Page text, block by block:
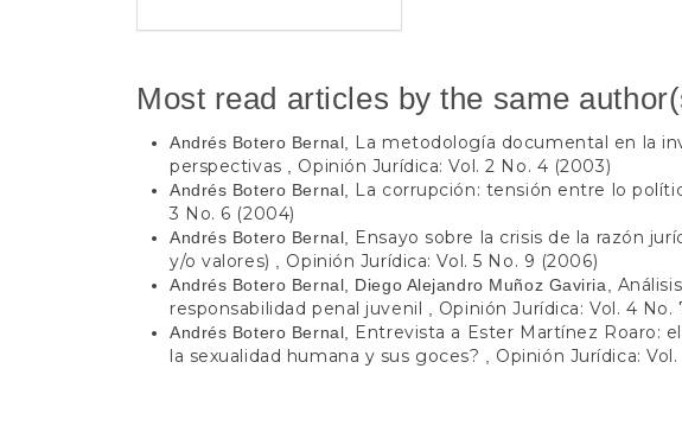
Most read articles by the same
Andrés Botero Bernal,
La metodología documental en la
perspectivas
Opinión Jurídica: Vol. 2 No. 4 (2003)
Andrés Botero Bernal, La corrupción: tensión entre lo
3 No. 6 (2004)
Andrés Botero Bernal,
Ensayo sobre la crisis de la razón
y/o valores)
Opinión Jurídica: Vol. 5 No. 9 (2006)
Andrés Botero Bernal, Diego Alejandro Muñoz Gaviria,
responsabilidad penal juvenil
Opinión Jurídica: Vol. 4 No.
Andrés Botero Bernal,
Entrevista a Ester Martínez Roaro:
la sexualidad humana y sus goces?
Opinión Jurídica: